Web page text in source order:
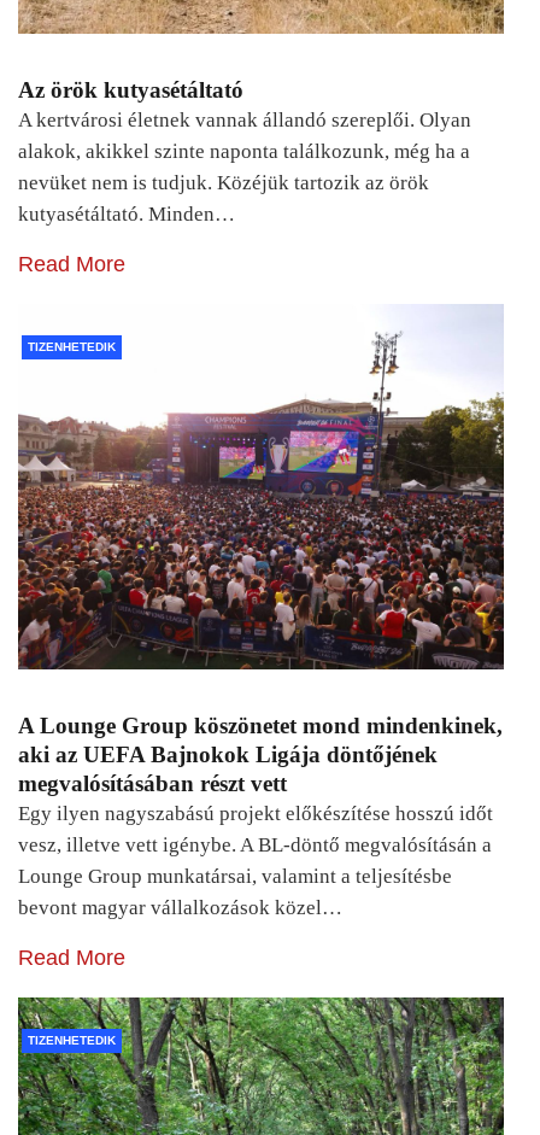
Az örök kutyasétáltató
A kertvárosi életnek vannak állandó szereplői. Olyan
alakok, akikkel szinte naponta találkozunk, még ha a
nevüket nem is tudjuk. Közéjük tartozik az örök
kutyasétáltató. Minden…
Read More
TIZENHETEDIK
A Lounge Group köszönetet mond mindenkinek,
aki az UEFA Bajnokok Ligája döntőjének
megvalósításában részt vett
Egy ilyen nagyszabású projekt előkészítése hosszú időt
vesz, illetve vett igénybe. A BL-döntő megvalósításán a
Lounge Group munkatársai, valamint a teljesítésbe
bevont magyar vállalkozások közel…
Read More
TIZENHETEDIK